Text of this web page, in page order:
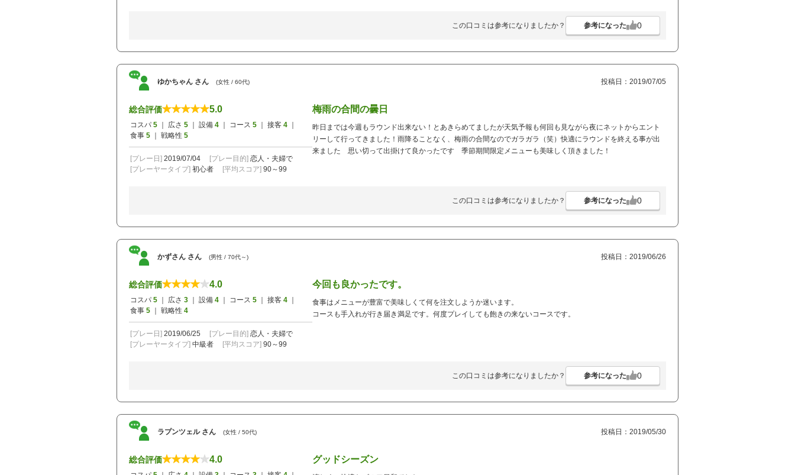
この口コミは参考になりましたか？ 参考になった 0
ゆかちゃん さん (女性 / 60代) 投稿日：2019/07/05
総合評価 5.0
コスパ 5 ｜ 広さ 5 ｜ 設備 4 ｜ コース 5 ｜ 接客 4
食事 5 ｜ 戦略性 5
[プレー日] 2019/07/04 [プレー目的] 恋人・夫婦で
[プレーヤータイプ] 初心者 [平均スコア] 90～99
梅雨の合間の曇日
昨日までは今週もラウンド出来ない！とあきらめてましたが天気予報も何回も見ながら夜にネットからエント
リーして行ってきました！雨降ることなく、梅雨の合間なのでガラガラ（笑）快適にラウンドを終える事が出
来ました 思い切って出掛けて良かったです 季節期間限定メニューも美味しく頂きました！
この口コミは参考になりましたか？ 参考になった 0
かずさん さん (男性 / 70代～) 投稿日：2019/06/26
総合評価 4.0
コスパ 5 ｜ 広さ 3 ｜ 設備 4 ｜ コース 5 ｜ 接客 4
食事 5 ｜ 戦略性 4
[プレー日] 2019/06/25 [プレー目的] 恋人・夫婦で
[プレーヤータイプ] 中級者 [平均スコア] 90～99
今回も良かったです。
食事はメニューが豊富で美味しくて何を注文しようか迷います。
コースも手入れが行き届き満足です。何度プレイしても飽きの来ないコースです。
この口コミは参考になりましたか？ 参考になった 0
ラプンツェル さん (女性 / 50代) 投稿日：2019/05/30
総合評価 4.0 グッドシーズン